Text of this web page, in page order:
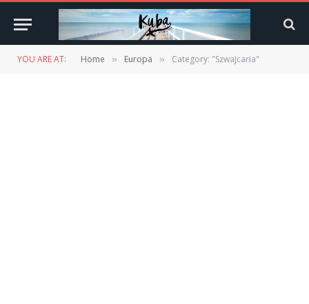
YOU ARE AT: Home » Europa » Category: "Szwajcaria"